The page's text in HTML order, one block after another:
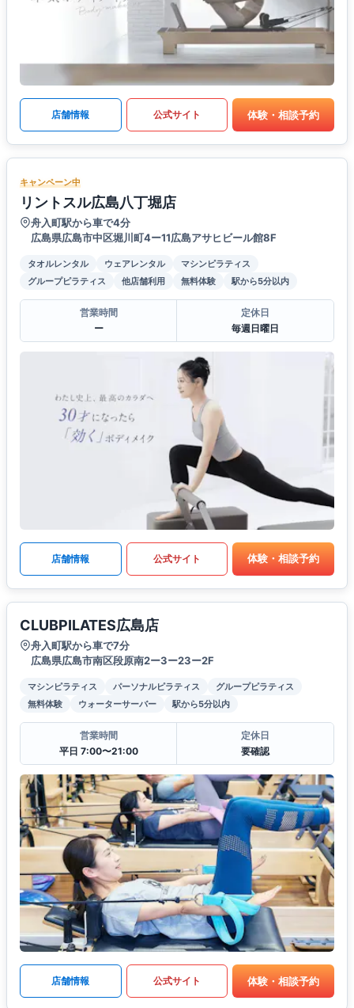
店舗情報 公式サイト 体験・相談予約
キャンペーン中
リントスル広島八丁堀店
舟入町駅から車で4分
広島県広島市中区堀川町4ー11広島アサヒビール館8F
タオルレンタル ウェアレンタル
マシンピラティス
グループピラティス
他店舗利用 無料体験 駅から5分以内
営業時間
ー
定休日
毎週日曜日
店舗情報 公式サイト 体験・相談予約
CLUBPILATES広島店
舟入町駅から車で7分
広島県広島市南区段原南2ー3ー23ー2F
マシンピラティス パーソナルピラティス
グループピラティス
無料体験
ウォーターサーバー 駅から5分以内
営業時間
平日 7:00〜21:00
定休日
要確認
店舗情報 公式サイト 体験・相談予約